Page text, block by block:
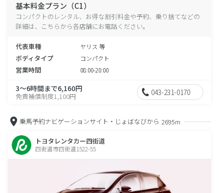
基本料金プラン（C1）
コンパクトのレンタル、お得な割引料金や予約、乗り捨てなどの
詳細は、こちらから各店舗にお電話ください。
代表車種 ヤリス 等
ボディタイプ コンパクト
営業時間 08:00-20:00
3～6時間まで6,160円
免責補償制度1,100円 043-231-0170
乗馬予約ナビゲーションサイト・じょばなびから 2695m
トヨタレンタカー四街道
四街道市四街道1522-55